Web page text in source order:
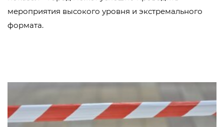
мероприятия высокого уровня и экстремального
формата.